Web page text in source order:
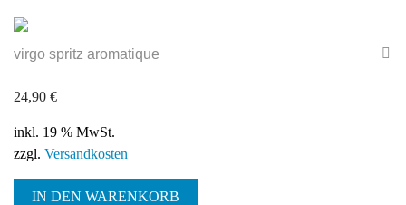
virgo spritz aromatique
24,90 €
inkl. 19 % MwSt.
zzgl. Versandkosten
IN DEN WARENKORB